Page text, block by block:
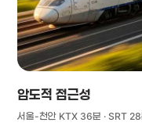
압도적 접근성
서울-천안 KTX 36분 · SRT 28